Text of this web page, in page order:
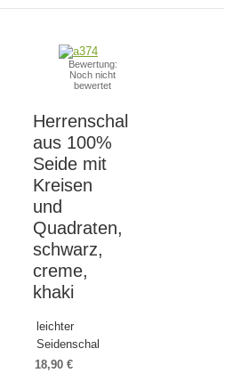
Bewertung:
Noch nicht
bewertet
Herrenschal
aus 100%
Seide mit
Kreisen
und
Quadraten,
schwarz,
creme,
khaki
leichter
Seidenschal
18,90 €